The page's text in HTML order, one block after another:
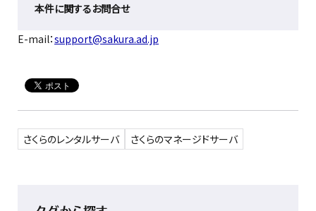
本件に関するお問合せ
E-mail：support@sakura.ad.jp
さくらのレンタルサーバ さくらのマネージドサーバ